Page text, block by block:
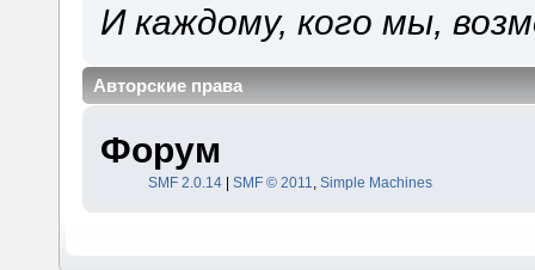
И каждому, кого мы,
Авторские права
Форум
SMF 2.0.14| SMF © 2011 Simple Machines